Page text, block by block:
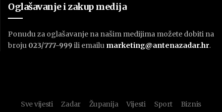
Oglašavanje i zakup medija
Ponudu za oglašavanje na našim medijima možete dobiti na
broju 023/777-999 ili emailu marketing@antenazadar.hr.
Sve vijesti Zadar Županija Vijesti Sport Biznis